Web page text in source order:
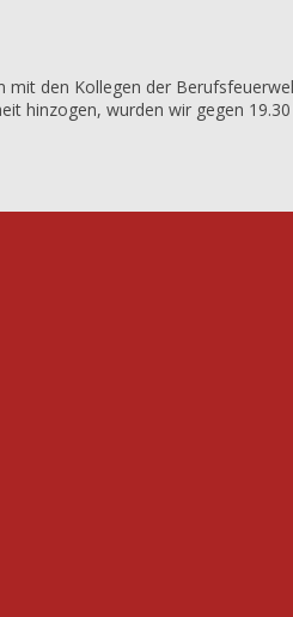
den Kollegen der
hinzogen, wurden wir gegen